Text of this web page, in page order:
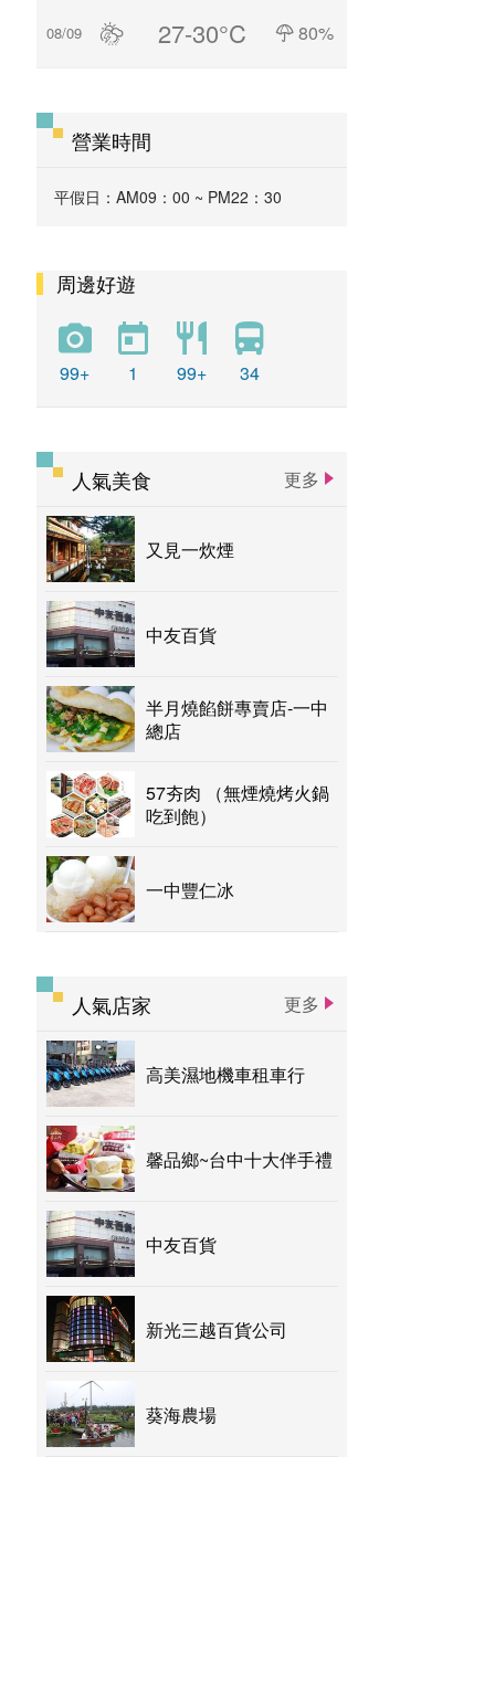
08/09 27-30°C 80%
營業時間
平假日：AM09：00 ~ PM22：30
周邊好遊
99+ 1 99+ 34
人氣美食 更多
又見一炊煙
中友百貨
半月燒餡餅專賣店-一中
總店
57夯肉 （無煙燒烤火鍋
吃到飽）
一中豐仁冰
人氣店家 更多
高美濕地機車租車行
馨品鄉~台中十大伴手禮
中友百貨
新光三越百貨公司
葵海農場